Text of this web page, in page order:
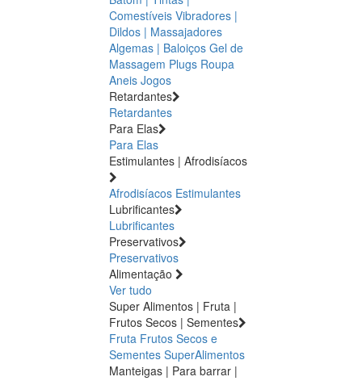
Comestíveis Vibradores |
Dildos | Massajadores
Algemas | Baloiços Gel de
Massagem Plugs Roupa
Aneis Jogos
Retardantes
Retardantes
Para Elas
Para Elas
Estimulantes | Afrodisíacos
Afrodisíacos Estimulantes
Lubrificantes
Lubrificantes
Preservativos
Preservativos
Alimentação
Ver tudo
Super Alimentos | Fruta |
Frutos Secos | Sementes
Fruta Frutos Secos e
Sementes SuperAlimentos
Manteigas | Para barrar |